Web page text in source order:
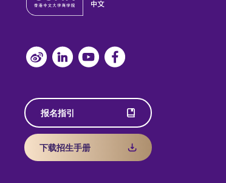
报名指引
下载招生手册